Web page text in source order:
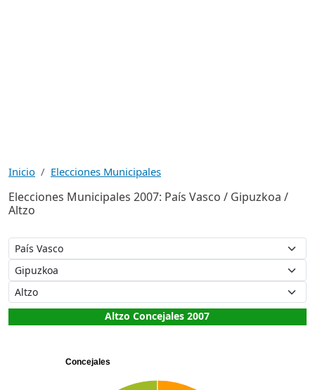
Inicio Elecciones Municipales
Elecciones Municipales 2007: País Vasco / Gipuzkoa /
Altzo
Altzo Concejales 2007
Concejales